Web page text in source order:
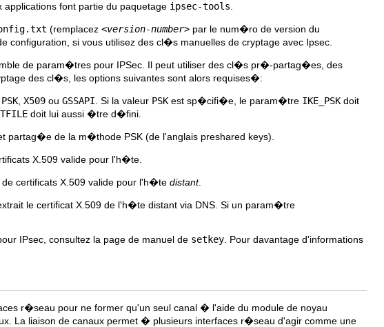
applications font partie du paquetage ipsec-tools
(remplacez <version-number> par le num�ro de version du
si vous utilisez des cl�s manuelles de cryptage avec Ipsec.
de param�tres pour IPSec. Il peut utiliser des cl�s pr�-partag�es, des
des cl�s, les options suivantes sont alors requises�:
PSK X509 ou GSSAPI . Si la valeur PSK est sp�cifi�e, le param�tre IKE_PSK doit
doit lui aussi �tre d�fini.
de la m�thode PSK (de l'anglais preshared keys).
X.509 valide pour l'h�te.
certificats X.509 valide pour l'h�te distant.
le certificat X.509 de l'h�te distant via DNS. Si un param�tre
IPsec, consultez la page de manuel de setkey . Pour davantage d'informations
r�seau pour ne former qu'un seul canal � l'aide du module de noyau
La liaison de canaux permet � plusieurs interfaces r�seau d'agir comme une